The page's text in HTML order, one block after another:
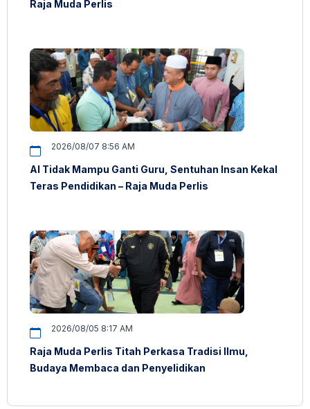
Raja Muda Perlis
2026/08/07 8:56 AM
AI Tidak Mampu Ganti Guru, Sentuhan Insan Kekal
Teras Pendidikan – Raja Muda Perlis
2026/08/05 8:17 AM
Raja Muda Perlis Titah Perkasa Tradisi Ilmu,
Budaya Membaca dan Penyelidikan